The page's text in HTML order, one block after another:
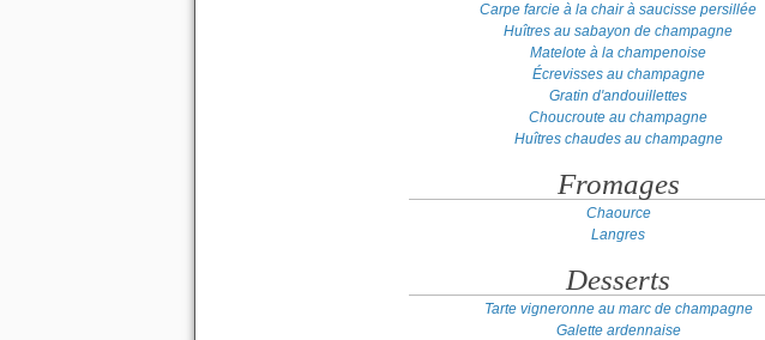
Carpe farcie à la chair à saucisse persillée
Huîtres au sabayon de champagne
Matelote à la champenoise
Écrevisses au champagne
Gratin d'andouillettes
Choucroute au champagne
Huîtres chaudes au champagne
Fromages
Chaource
Langres
Desserts
Tarte vigneronne au marc de champagne
Galette ardennaise